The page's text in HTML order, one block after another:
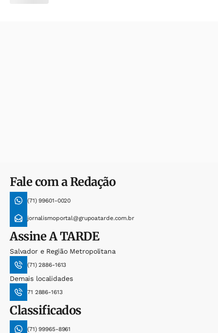
Fale com a Redação
(71) 99601-0020
jornalismoportal@grupoatarde.com.br
AssineA TARDE
Salvador e Região Metropolitana
(71) 2886-1613
Demais localidades
71 2886-1613
Classificados
(71) 99965-8961